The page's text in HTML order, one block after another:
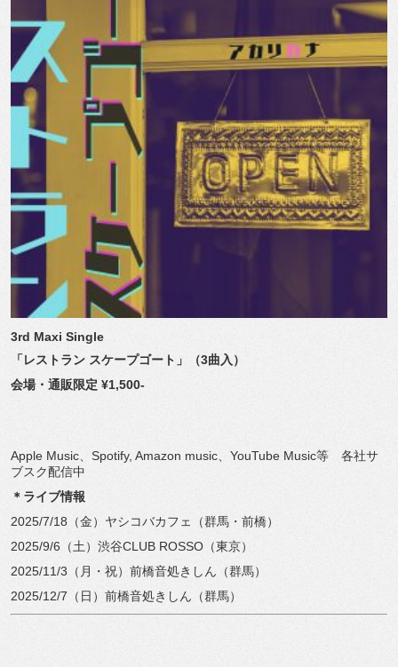
3rd Maxi Single
「レストラン スケープゴート」（3曲入）
会場・通販限定 ¥1,500-
Apple Music、Spotify, Amazon music、YouTube Music等 各社サ
ブスク配信中
＊ライブ情報
2025/7/18（金）ヤシコバカフェ（群馬・前橋）
2025/9/6（土）渋谷CLUB ROSSO（東京）
2025/11/3（月・祝）前橋音処きしん（群馬）
2025/12/7（日）前橋音処きしん（群馬）